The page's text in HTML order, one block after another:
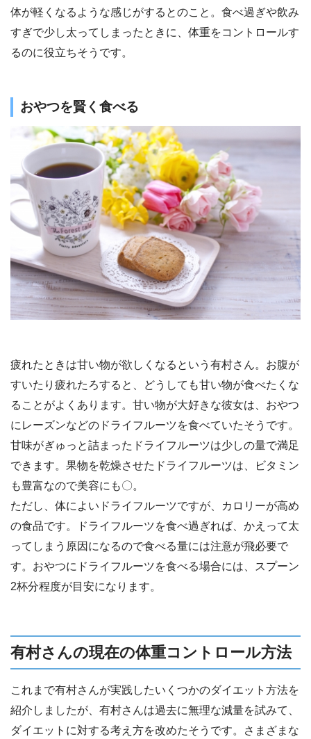
体が軽くなるような感じがするとのこと。食べ過ぎや飲み
すぎで少し太ってしまったときに、体重をコントロールす
るのに役立ちそうです。
おやつを賢く食べる
疲れたときは甘い物が欲しくなるという有村さん。お腹が
すいたり疲れたろすると、どうしても甘い物が食べたくな
ることがよくあります。甘い物が大好きな彼女は、おやつ
にレーズンなどのドライフルーツを食べていたそうです。
甘味がぎゅっと詰まったドライフルーツは少しの量で満足
できます。果物を乾燥させたドライフルーツは、ビタミン
も豊富なので美容にも〇。
ただし、体によいドライフルーツですが、カロリーが高め
の食品です。ドライフルーツを食べ過ぎれば、かえって太
ってしまう原因になるので食べる量には注意が飛必要で
す。おやつにドライフルーツを食べる場合には、スプーン
2杯分程度が目安になります。
有村さんの現在の体重コントロール方法
これまで有村さんが実践したいくつかのダイエット方法を
紹介しましたが、有村さんは過去に無理な減量を試みて、
ダイエットに対する考え方を改めたそうです。さまざまな